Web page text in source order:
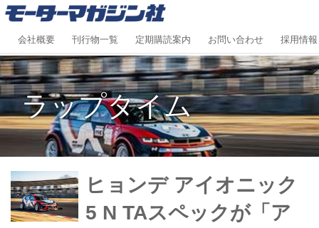
会社概要 刊行物一覧 定期購読案内 お問い合わせ 採用情報
ラップタイム
ヒョンデ アイオニック
5 N TAスペックが「ア